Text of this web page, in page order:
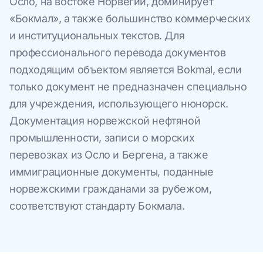
«Бокмал», а также большинство коммерческих
и институциональных текстов. Для
профессионального перевода документов
подходящим объектом является Bokmal, если
только документ не предназначен специально
для учреждения, использующего нюнорск.
Документация норвежской нефтяной
промышленности, записи о морских
перевозках из Осло и Бергена, а также
иммиграционные документы, поданные
норвежскими гражданами за рубежом,
соответствуют стандарту Бокмала.